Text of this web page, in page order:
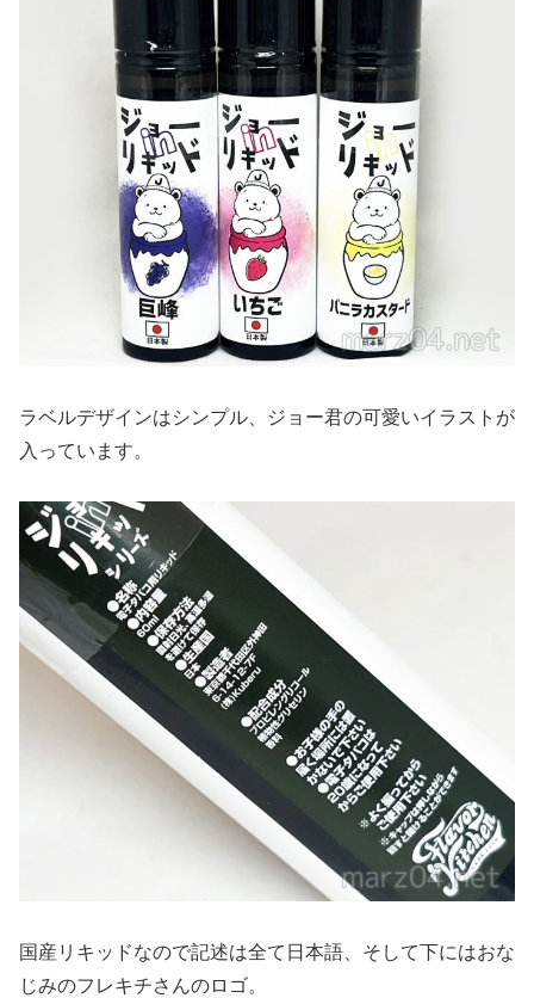
ラベルデザインはシンプル、ジョー君の可愛いイラストが
入っています。
国産リキッドなので記述は全て日本語、そして下にはおな
じみのフレキチさんのロゴ。